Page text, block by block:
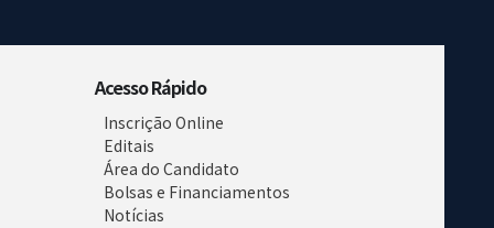
Acesso Rápido
Inscrição Online
Editais
Área do Candidato
Bolsas e Financiamentos
Notícias